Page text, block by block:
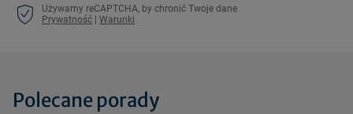
Używamy reCAPTCHA, by chronić Twoje dane
Prywatność
Warunki
Polecane porady